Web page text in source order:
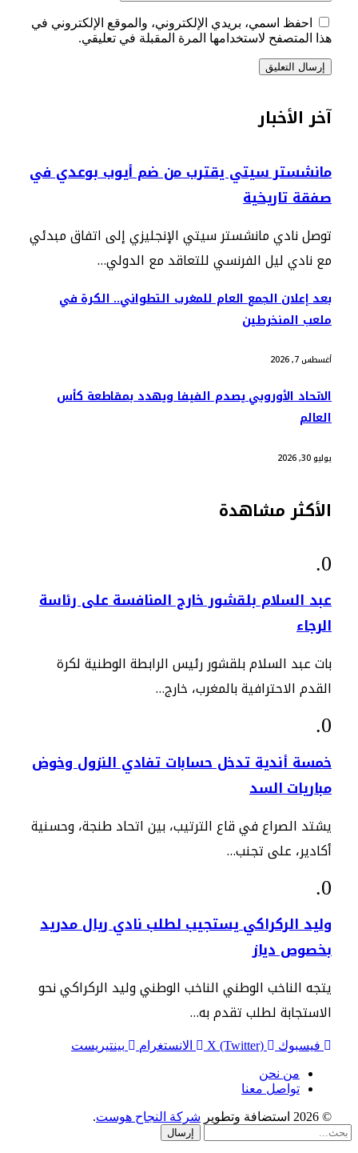
احفظ اسمي، بريدي الإلكتروني، والموقع الإلكتروني في
هذا المتصفح لاستخدامها المرة المقبلة في تعليقي.
آخر الأخبار
مانشستر سيتي يقترب من ضم أيوب بوعدي في
صفقة تاريخية
توصل نادي مانشستر سيتي الإنجليزي إلى اتفاق مبدئي
مع نادي ليل الفرنسي للتعاقد مع الدولي…
بعد إعلان الجمع العام للمغرب التطواني.. الكرة في
ملعب المنخرطين
أغسطس 7, 2026
الاتحاد الأوروبي يصدم الفيفا ويهدد بمقاطعة كأس
العالم
يوليو 30, 2026
الأكثر مشاهدة
عبد السلام بلقشور خارج المنافسة على رئاسة
الرجاء
بات عبد السلام بلقشور رئيس الرابطة الوطنية لكرة
القدم الاحترافية بالمغرب، خارج…
خمسة أندية تدخل حسابات تفادي النزول وخوض
مباريات السد
يشتد الصراع في قاع الترتيب، بين اتحاد طنجة، وحسنية
أكادير، على تجنب…
وليد الركراكي يستجيب لطلب نادي ريال مدريد
بخصوص دياز
يتجه الناخب الوطني الناخب الوطني وليد الركراكي نحو
الاستجابة لطلب تقدم به…
فيسبوك X (Twitter) الانستغرام بينتيريست
من نحن
تواصل معنا
© 2026 استضافة وتطوير شركة النجاح هوست.
إرسال